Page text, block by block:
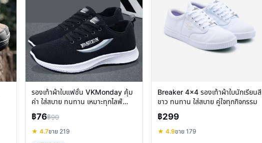
รองเท้าผ้าใบแฟชั่น VKMonday คุ้ม
ค่า ใส่สบาย ทนทาน เหมาะทุกไลฟ์
สไตล์
฿76฿90
★ 4.7ขาย 219
Breaker 4x4 รองเท้าผ้าใบนักเรียนสี
ขาว ทนทาน ใส่สบาย คู่ใจทุกกิจกรรม
฿299
★ 4.9ขาย 179